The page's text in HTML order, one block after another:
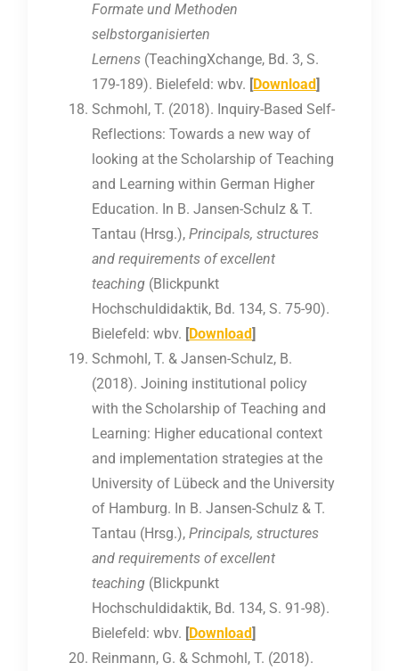
Formate und Methoden
selbstorganisierten
Lernens (TeachingXchange, Bd. 3, S.
179-189). Bielefeld: wbv. [Download]
Schmohl, T. (2018). Inquiry-Based Self-
Reflections: Towards a new way of
looking at the Scholarship of Teaching
and Learning within German Higher
Education. In B. Jansen-Schulz & T.
Tantau (Hrsg.),Principals, structures
and requirements of excellent
teaching (Blickpunkt
Hochschuldidaktik, Bd. 134, S. 75-90).
Bielefeld: wbv. [Download]
Schmohl, T. & Jansen-Schulz, B.
(2018). Joining institutional policy
with the Scholarship of Teaching and
Learning: Higher educational context
and implementation strategies at the
University of Lübeck and the University
of Hamburg. In B. Jansen-Schulz & T.
Tantau (Hrsg.),Principals, structures
and requirements of excellent
teaching (Blickpunkt
Hochschuldidaktik, Bd. 134, S. 91-98).
Bielefeld: wbv. [Download]
Reinmann, G. & Schmohl, T. (2018).